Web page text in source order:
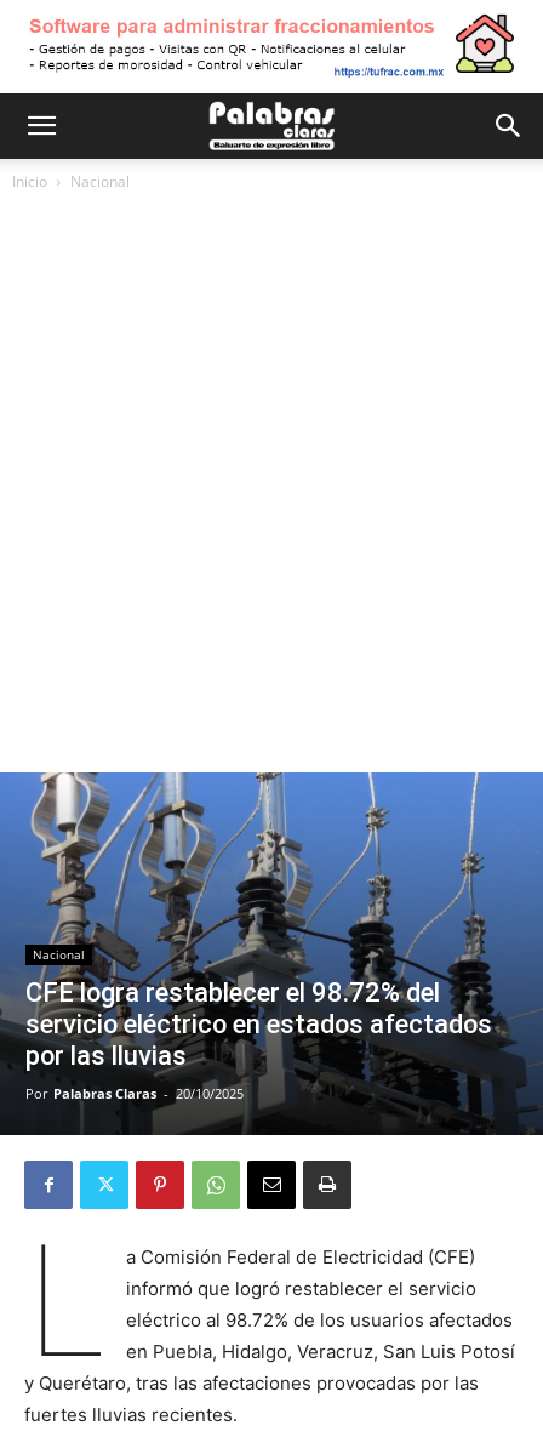
Inicio Nacional
Nacional
CFE logra restablecer el 98.72% del
servicio eléctrico en estados afectados
por las lluvias
Por Palabras Claras - 20/10/2025
L
a Comisión Federal de Electricidad (CFE)
informó que logró restablecer el servicio
eléctrico al 98.72% de los usuarios afectados
en Puebla, Hidalgo, Veracruz, San Luis Potosí
y Querétaro, tras las afectaciones provocadas por las
fuertes lluvias recientes.